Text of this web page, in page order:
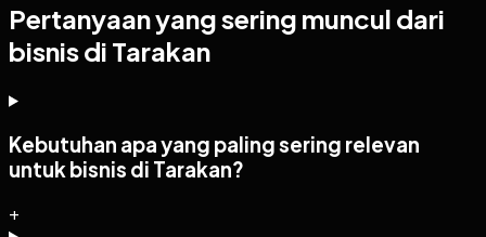
Pertanyaan yang sering muncul dari
bisnis di Tarakan
Kebutuhan apa yang paling sering relevan
untuk bisnis di Tarakan?
+